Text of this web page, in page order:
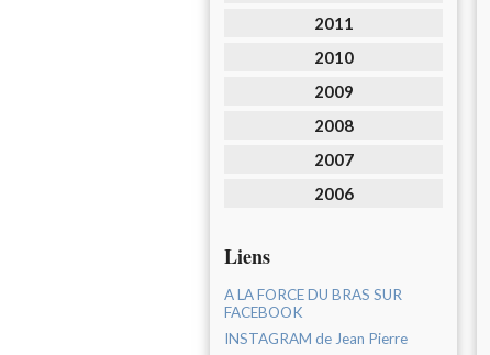
2011
2010
2009
2008
2007
2006
Liens
A LA FORCE DU BRAS SUR
FACEBOOK
INSTAGRAM de Jean Pierre